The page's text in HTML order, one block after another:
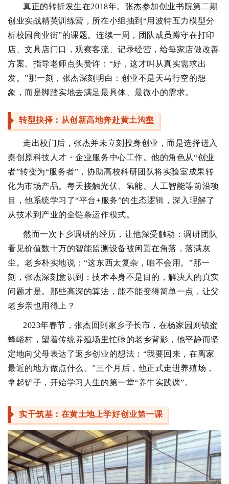
真正的转折发生在2018年。张杰参加创业书院第二期
创业实战精英训练营，所在小组抽到“用波特五力模型分
析校园商业街”的课题。连续一周，团队成员蹲守在打印
店、文具店门口，观察客流、记录经营，给每家店做改善
方案。指导老师点头赞许：“好，这才叫从真实需求出
发。”那一刻，张杰深刻明白：创业不是天马行空的想
象，而是脚踏实地去满足最具体、最微小的需求。
转型抉择：从创新高地奔赴黄土沟壑
走出校门后，张杰并未立刻投身创业，而是选择进入
秦创原科技人才・企业服务中心工作。他的角色从“创业
者”转变为“服务者”，协助高校科研团队将实验室成果转
化为市场产品。每天接触光伏、氢能、人工智能等前沿项
目，他系统学习了“平台+服务”的生态逻辑，深入理解了
从技术到产业的全链条运作模式。
然而一次下乡调研的经历，让他深受触动：调研团队
看见价值数十万的智能监测设备被闲置在角落，落满灰
尘。老乡朴实地说：“这东西太复杂，咱不会用。”那一
刻，张杰深刻意识到：技术本身不是目的，解决人的真实
问题才是。那些高深的算法，能不能变得简单一点，让父
老乡亲也用得上？
2023年春节，张杰回到家乡子长市，在杨家园则镇蜜
蜂峪村，望着传统养殖场里忙碌的老乡背影，他平静而坚
定地向父母表达了返乡创业的想法：“我要回来，在离家
最近的地方做点什么。”三个月后，他正式走进养殖场，
拿起铲子，开始学习人生的第一堂“养牛实践课”。
实干筑基：在黄土地上学好创业第一课